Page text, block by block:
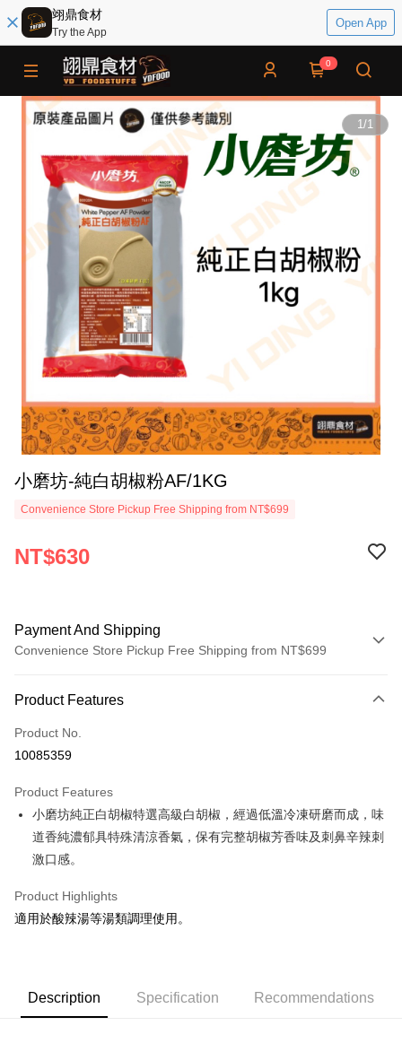
翊鼎食材
Try the App
Open App
0
1/1
小磨坊-純白胡椒粉AF/1KG
Convenience Store Pickup Free Shipping from NT$699
NT$630
Payment And Shipping
Convenience Store Pickup Free Shipping from NT$699
Credit Card (Full Payment)
Apple Pay
• 付款後全家取貨
NT$60/order | Free shipping on orders of NT$699 or more
• 付款後7-11取貨
NT$60/order | Free shipping on orders of NT$699 or more
(請點開選項勾選)
Product Features
Product No.
10085359
Product Features
小磨坊純正白胡椒特選高級白胡椒，經過低溫冷凍研磨而成，味
道香純濃郁具特殊清涼香氣，保有完整胡椒芳香味及刺鼻辛辣刺
激口感。
Product Highlights
適用於酸辣湯等湯類調理使用。
Description Specification Recommendations